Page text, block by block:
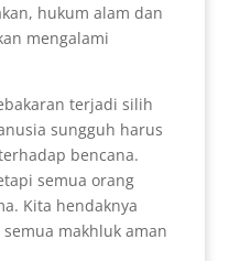
hukum alam dan
mengalami
terjadi silih
sungguh harus
bencana.
semua orang
Kita hendaknya
makhluk aman